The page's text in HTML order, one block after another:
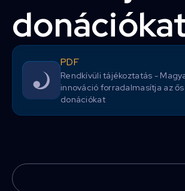
PDF
Rendkívüli tájékoztatás -
innováció forradalmasítja az
donációkat